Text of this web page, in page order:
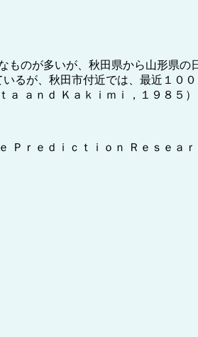
のが多いが、秋田県から山形県
るが、秋田市付近では、最近１０
ａｎｄ Ｋａｋｉｍｉ，１９８５）
Ｐｒｅｄｉｃｔｉｏｎ Ｒｅｓｅａｒ